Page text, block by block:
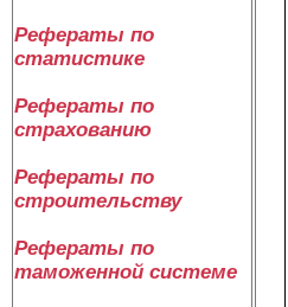
Рефераты по
статистике
Рефераты по
страхованию
Рефераты по
строительству
Рефераты по
таможенной системе